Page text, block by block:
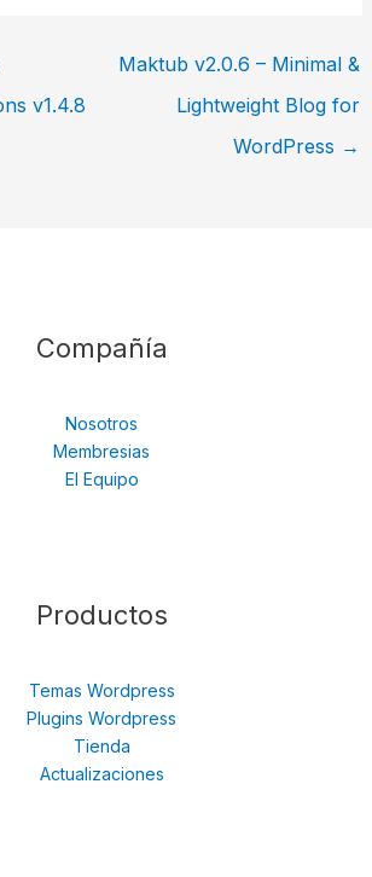
v1.4.8
Maktub v2.0.6 – Minimal &
Lightweight Blog for
WordPress →
Compañía
Nosotros
Membresias
El Equipo
Productos
Temas Wordpress
Plugins Wordpress
Tienda
Actualizaciones